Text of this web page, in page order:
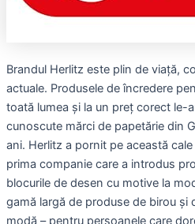
Brandul Herlitz este plin de viață,
actuale. Produsele de încredere
toată lumea și la un preț corect le-
cunoscute mărci de papetărie din
ani. Herlitz a pornit pe această
prima companie care a introdus
blocurile de desen cu motive la
gamă largă de produse de birou și
modă – pentru persoanele care